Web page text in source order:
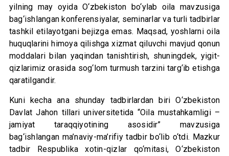
yilning may oyida O‘zbekiston bo‘ylab oila mavzusiga
bag‘ishlangan konferensiyalar, seminarlar va turli tadbirlar
tashkil etilayotgani bejizga emas. Maqsad, yoshlarni oila
huquqlarini himoya qilishga xizmat qiluvchi mavjud qonun
moddalari bilan yaqindan tanishtirish, shuningdek, yigit-
qizlarimiz orasida sog‘lom turmush tarzini targ‘ib etishga
qaratilgandir.
Kuni kecha ana shunday tadbirlardan biri O‘zbekiston
Davlat Jahon tillari universitetida “Oila mustahkamligi –
jamiyat taraqqiyotining asosidir” mavzusiga
bag‘ishlangan ma’naviy-ma’rifiy tadbir bo‘lib o‘tdi. Mazkur
tadbir Respublika xotin-qizlar qo‘mitasi, O‘zbekiston